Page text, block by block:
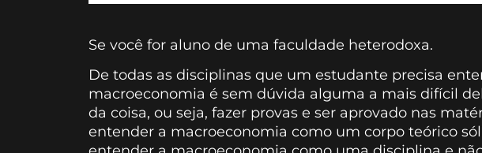
Se você for aluno de uma faculdade heterodoxa.
De todas as disciplinas que um estudante precisa
macroeconomia é sem dúvida alguma a mais difícil
da coisa, ou seja, fazer provas e ser aprovado nas
entender a macroeconomia como um corpo teórico